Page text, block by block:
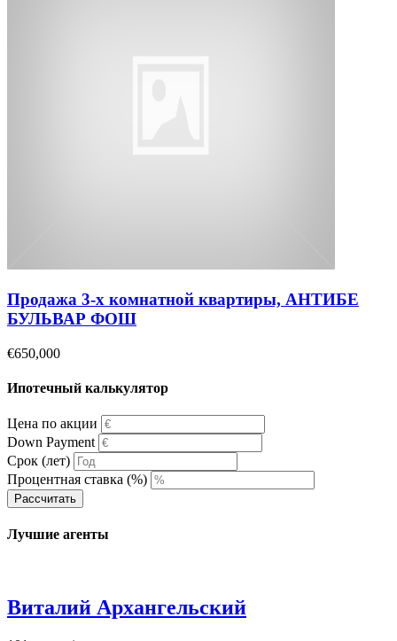
Продажа 3-х комнатной квартиры, АНТИБЕ
БУЛЬВАР ФОШ
€650,000
Ипотечный калькулятор
Цена по акции
Down Payment
Срок (лет)
Процентная ставка (%)
Рассчитать
Лучшие агенты
Виталий Архангельский